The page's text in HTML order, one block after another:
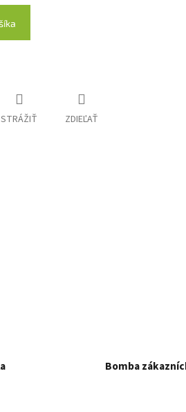
STRÁŽIŤ ZDIEĽAŤ
Bomba